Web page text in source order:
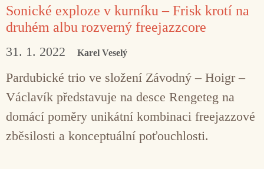
Sonické exploze v kurníku – Frisk krotí na
druhém albu rozverný freejazzcore
31. 1. 2022 Karel Veselý
Pardubické trio ve složení Závodný – Hoigr –
Václavík představuje na desce Rengeteg na
domácí poměry unikátní kombinaci freejazzové
zběsilosti a konceptuální poťouchlosti.